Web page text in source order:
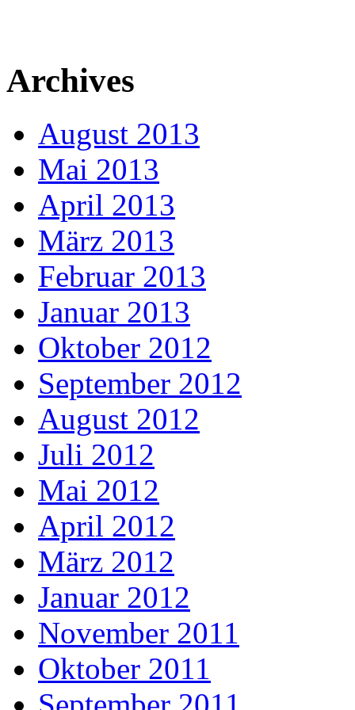
Archives
August 2013
Mai 2013
April 2013
März 2013
Februar 2013
Januar 2013
Oktober 2012
September 2012
August 2012
Juli 2012
Mai 2012
April 2012
März 2012
Januar 2012
November 2011
Oktober 2011